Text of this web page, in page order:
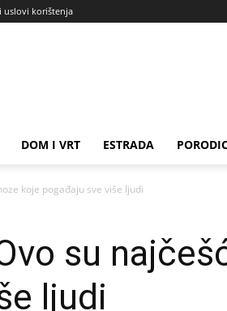
uslovi korištenja
DOM I VRT ESTRADA
koje pogađaju sve više ljudi
su
ljudi